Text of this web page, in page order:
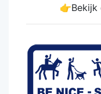
👉Bekijk